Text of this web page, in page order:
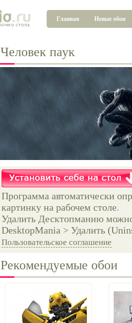
Главная Новые обои
Человек паук
Программа автоматически
картинку на рабочем столе.
Удалить Десктопманию
DesktopMania > Удалить
Пользовательское соглашение
Рекомендуемые обои